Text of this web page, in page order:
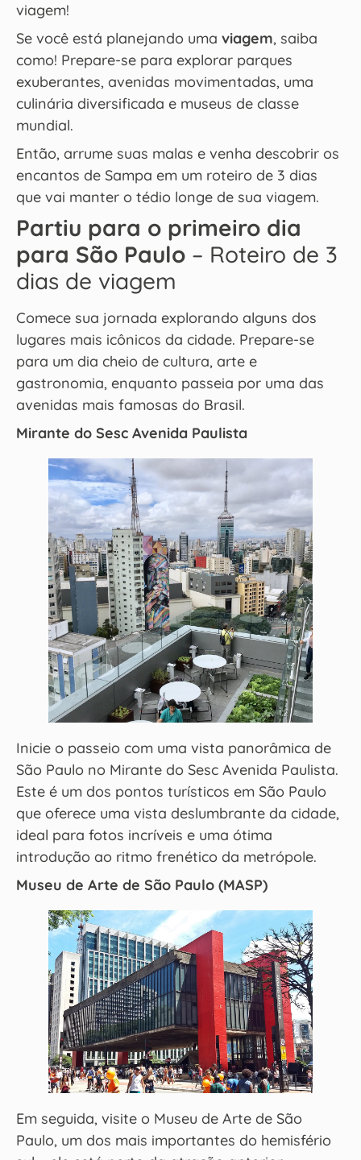
viagem!
Se você está planejando uma viagem, saiba
como! Prepare-se para explorar parques
exuberantes, avenidas movimentadas, uma
culinária diversificada e museus de classe
mundial.
Então, arrume suas malas e venha descobrir os
encantos de Sampa em um roteiro de 3 dias
que vai manter o tédio longe de sua viagem.
Partiu para o primeiro dia
para São Paulo – Roteiro de 3
dias de viagem
Comece sua jornada explorando alguns dos
lugares mais icônicos da cidade. Prepare-se
para um dia cheio de cultura, arte e
gastronomia, enquanto passeia por uma das
avenidas mais famosas do Brasil.
Mirante do Sesc Avenida Paulista
Inicie o passeio com uma vista panorâmica de
São Paulo no Mirante do Sesc Avenida Paulista.
Este é um dos pontos turísticos em São Paulo
que oferece uma vista deslumbrante da cidade,
ideal para fotos incríveis e uma ótima
introdução ao ritmo frenético da metrópole.
Museu de Arte de São Paulo (MASP)
Em seguida, visite o Museu de Arte de São
Paulo, um dos mais importantes do hemisfério